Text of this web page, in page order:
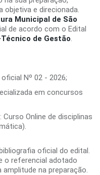
e direcionada.
Municipal de São
de acordo com o Edital
de Gestão.
Nº 02 - 2026;
em concursos
Online de disciplinas
oficial do edital.
o referencial adotado
na preparação.